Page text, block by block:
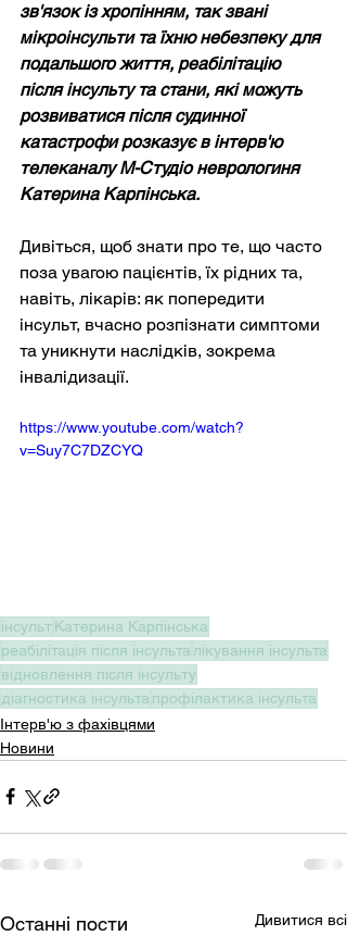
зв'язок із хропінням, так звані
мікроінсульти та їхню небезпеку для
подальшого життя, реабілітацію
після інсульту та стани, які можуть
розвиватися після судинної
катастрофи розказує в інтерв'ю
телеканалу М-Студіо неврологиня
Катерина Карпінська.
Дивіться, щоб знати про те, що часто
поза увагою пацієнтів, їх рідних та,
навіть, лікарів: як попередити
інсульт, вчасно розпізнати симптоми
та уникнути наслідків, зокрема
інвалідизації.
https://www.youtube.com/watch?
v=Suy7C7DZCYQ
інсультКатерина Карпінська
реабілітація після інсульта лікування інсульта
відновлення після інсульту
діагностика інсульта профілактика інсульта
Інтерв'ю з фахівцями
Новини
Останні пости Дивитися всі